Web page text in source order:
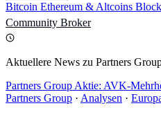
Bitcoin Ethereum & Altcoins
Community Broker
Aktuellere News zu Partners
Partners Group Aktie: AVK-
Partners Group · Analysen ·